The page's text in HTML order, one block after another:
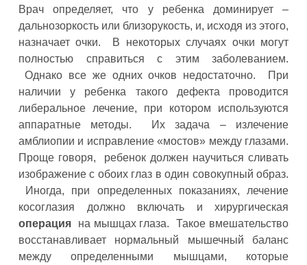
Врач определяет, что у ребенка доминирует –
дальнозоркость или близорукость, и, исходя из этого,
назначает очки. В некоторых случаях очки могут
полностью справиться с этим заболеванием.
Однако все же одних очков недостаточно. При
наличии у ребенка такого дефекта проводится
либеральное лечение, при котором используются
аппаратные методы. Их задача – излечение
амблиопии и исправление «мостов» между глазами.
Проще говоря, ребенок должен научиться сливать
изображение с обоих глаз в один совокупный образ.
Иногда, при определенных показаниях, лечение
косоглазия должно включать и хирургическая
операция на мышцах глаза. Такое вмешательство
восстанавливает нормальный мышечный баланс
между определенными мышцами, которые